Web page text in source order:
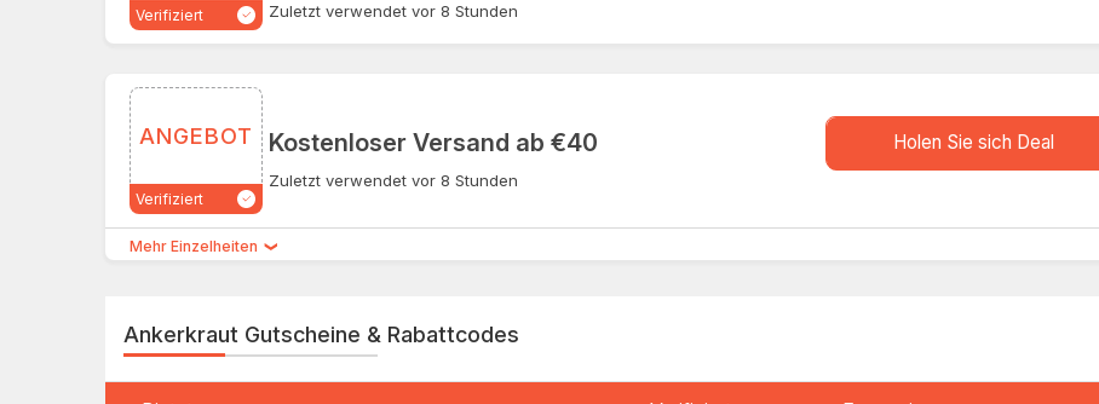
Verifiziert Zuletzt verwendet vor 8 Stunden
ANGEBOT
Verifiziert
Kostenloser Versand ab €40
Zuletzt verwendet vor 8 Stunden
Holen Sie sich Dealstore.Deal
Mehr Einzelheiten
Ankerkraut Gutscheine & Rabattcodes